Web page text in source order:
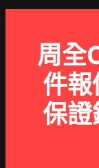
周全
件
保證